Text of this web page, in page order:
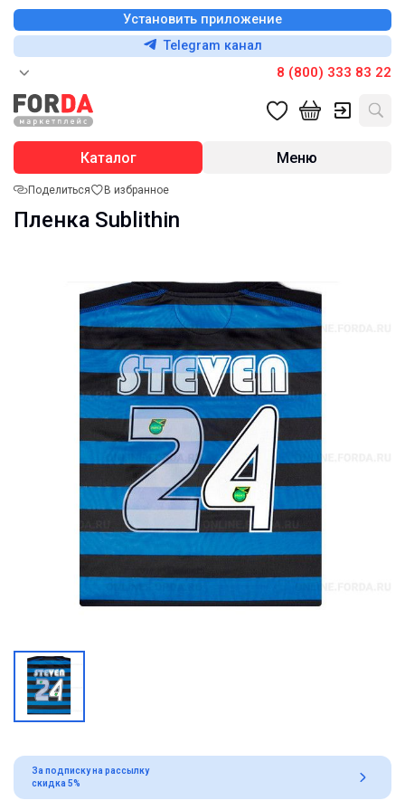
Установить приложение
Telegram канал
8 (800) 333 83 22
Каталог Меню
Поделиться В избранное
Пленка Sublithin
За подписку на рассылку
скидка 5%